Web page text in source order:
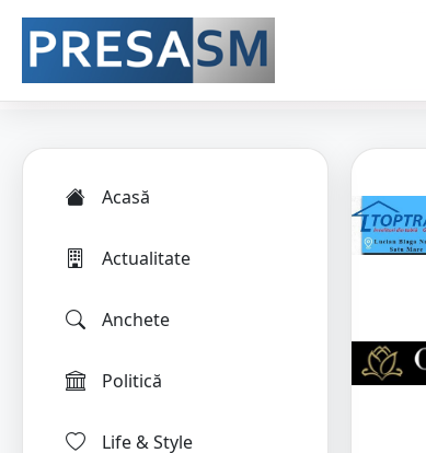
Acasă
Actualitate
Anchete
Politică
Life & Style